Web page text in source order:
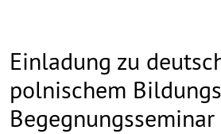
Einladung zu
polnischem